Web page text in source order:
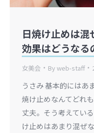
日焼け止めは
効果はどうなる
女美会 Byweb-staff
うさみ 基本的にはあ
焼け止めなんてどれ
丈夫。そう考えてい
け止めはあまり混ぜ